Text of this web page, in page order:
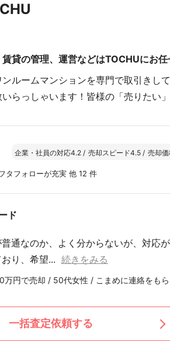
貸の管理、運営などはTOCHUにお任
ルームマンションを専門で取引きし
らっしゃいます！皆様の「売りたい
企業・社員の対応4.2 / 売却スピード4.5 / 売却
タフォローが充実 他 12 件
ド
通なのか、よく分からないが、対応
り、希望... 続きをみる
万円で売却 / 50代女性 / こまめに連絡をも
一括査定依頼する